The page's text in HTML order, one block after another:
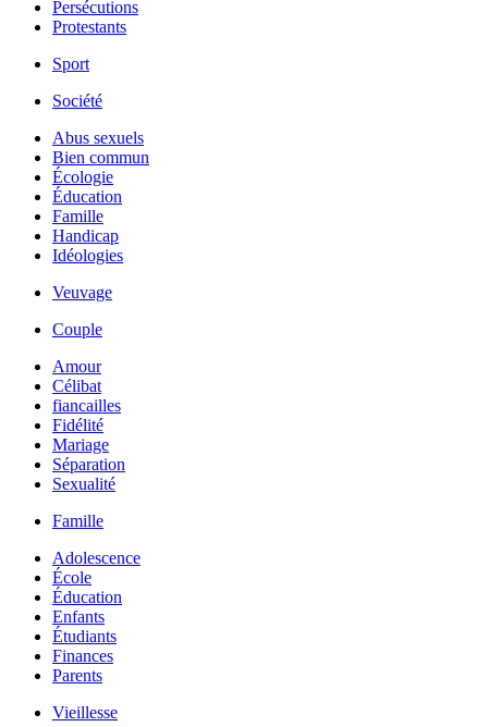
Persécutions
Protestants
Sport
Société
Abus sexuels
Bien commun
Écologie
Éducation
Famille
Handicap
Idéologies
Veuvage
Couple
Amour
Célibat
fiancailles
Fidélité
Mariage
Séparation
Sexualité
Famille
Adolescence
École
Éducation
Enfants
Étudiants
Finances
Parents
Vieillesse